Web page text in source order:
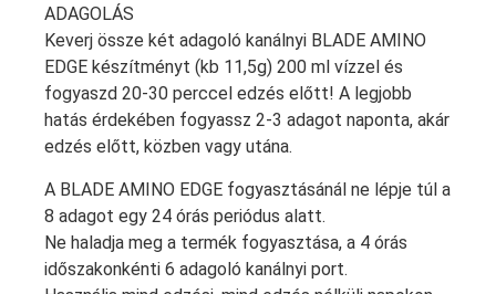
ADAGOLÁS
Keverj össze két adagoló kanálnyi BLADE AMINO
EDGE készítményt (kb 11,5g) 200 ml vízzel és
fogyaszd 20-30 perccel edzés előtt! A legjobb
hatás érdekében fogyassz 2-3 adagot naponta, akár
edzés előtt, közben vagy utána.
A BLADE AMINO EDGE fogyasztásánál ne lépje túl a
8 adagot egy 24 órás periódus alatt.
Ne haladja meg a termék fogyasztása, a 4 órás
időszakonkénti 6 adagoló kanálnyi port.